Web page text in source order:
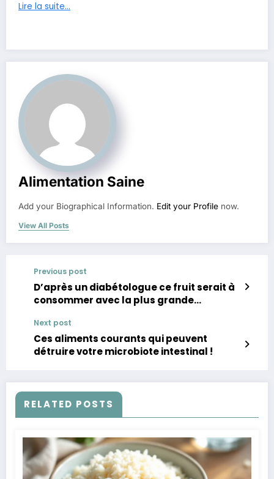
Lire la suite…
Alimentation Saine
Add your Biographical Information. Edit your Profile now.
View All Posts
Previous post
D’après un diabétologue ce fruit serait à
consommer avec la plus grande
Next post
Ces aliments courants qui peuvent
détruire votre microbiote intestinal !
RELATED POSTS